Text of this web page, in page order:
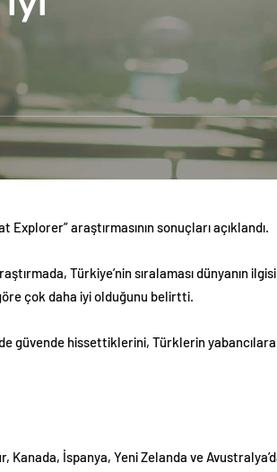
araştırmasının sonuçları açıklandı.
Türkiye’nin sıralaması dünyanın
çok daha iyi olduğunu belirtti.
güvende hissettiklerini, Türklerin yabancılara
Kanada, İspanya, Yeni Zelanda ve